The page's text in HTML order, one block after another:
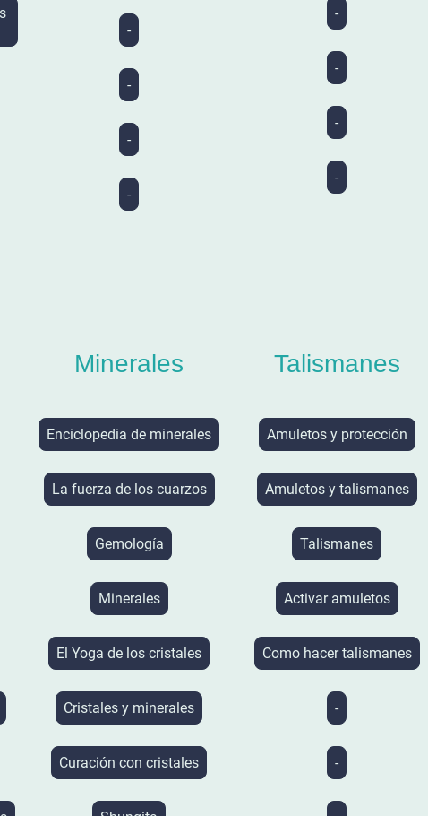
-
-
-
-
-
-
-
-
Minerales
Enciclopedia de minerales
La fuerza de los cuarzos
Gemología
Minerales
El Yoga de los cristales
Cristales y minerales
Curación con cristales
Talismanes
Amuletos y protección
Amuletos y talismanes
Talismanes
Activar amuletos
Como hacer talismanes
-
-